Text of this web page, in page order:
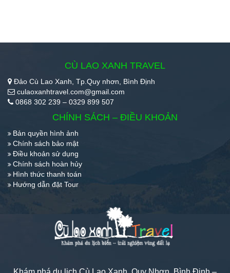
CÙ LAO XANH TRAVEL
Đảo Cù Lao Xanh, Tp.Quy nhơn, Bình Định
culaoxanhtravel.com@gmail.com
0868 302 239 – 0329 899 507
CHÍNH SÁCH – ĐIỀU KHOẢN
Bản quyền hình ảnh
Chính sách bảo mật
Điều khoản sử dụng
Chính sách hoàn hủy
Hình thức thanh toán
Hướng dẫn đặt Tour